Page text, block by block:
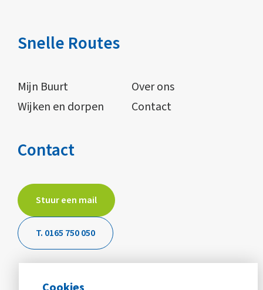
Snelle Routes
Mijn Buurt
Over ons
Wijken en dorpen
Contact
Contact
Stuur een mail
T. 0165 750 050